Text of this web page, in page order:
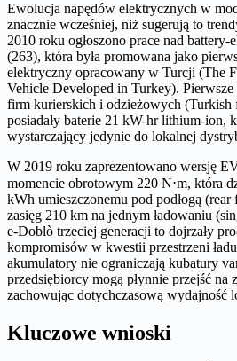
Ewolucja napędów elektrycznych w
znacznie wcześniej, niż sugerują to
2010 roku ogłoszono prace nad
(263), która była promowana jako
elektryczny opracowany w Turcji (The
Vehicle Developed in Turkey).
firm kurierskich i odzieżowych (Turkish
posiadały baterie 21 kW-hr lithium-ion,
wystarczający jedynie do lokalnej
W 2019 roku zaprezentowano wersję
momencie obrotowym 220 N⋅m, która
kWh umieszczonemu pod podłogą
zasięg 210 km na jednym ładowaniu
e-Doblò trzeciej generacji to dojrzały
kompromisów w kwestii przestrzeni
akumulatory nie ograniczają kubatury
przedsiębiorcy mogą płynnie przejść na
zachowując dotychczasową wydajność
Kluczowe wnioski